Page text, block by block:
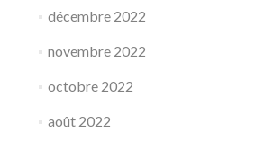
décembre 2022
novembre 2022
octobre 2022
août 2022